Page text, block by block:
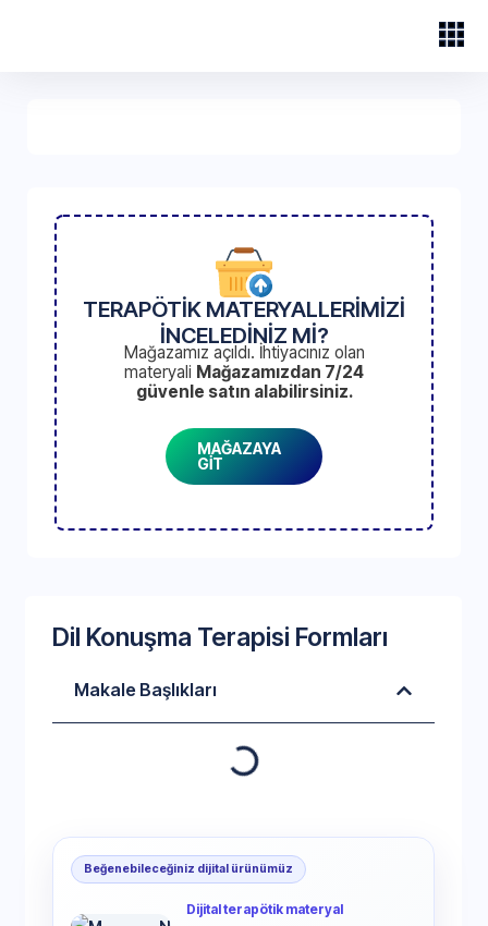
TERAPÖTİK MATERYALLERİMİZİ
İNCELEDİNİZ Mİ?
Mağazamız açıldı. İhtiyacınız olan
materyali Mağazamızdan 7/24
güvenle satın alabilirsiniz.
MAĞAZAYA
GİT
Dil Konuşma Terapisi Formları
Makale Başlıkları
Beğenebileceğiniz dijital ürünümüz
Dijital terapötik materyal